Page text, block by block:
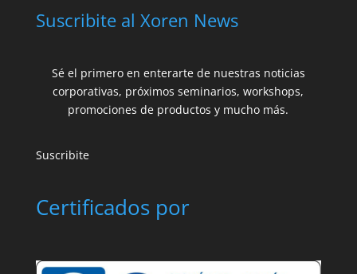
Suscribite al Xoren News
Sé el primero en enterarte de nuestras noticias
corporativas, próximos seminarios, workshops,
promociones de productos y mucho más.
Suscribite
Certificados por